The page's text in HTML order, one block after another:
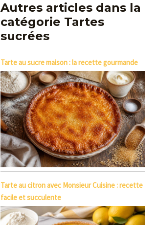
Autres articles dans la
catégorie Tartes
sucrées
Tarte au sucre maison : la recette gourmande
Tarte au citron avec Monsieur Cuisine : recette
facile et succulente